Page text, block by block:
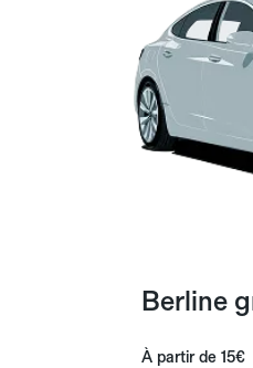
Berline
À partir de 15€